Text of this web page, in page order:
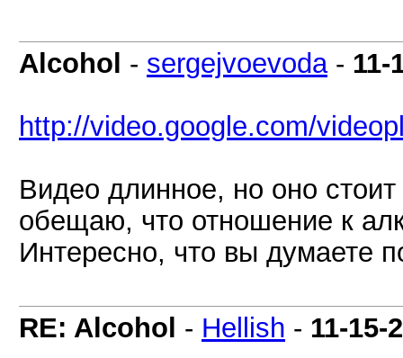
Alcohol - sergejvoevoda- 11-
http://video.google.com/
Видео длинное, но оно
обещаю, что отношение к
Интересно, что вы думаете
RE: Alcohol - Hellish - 11-15-